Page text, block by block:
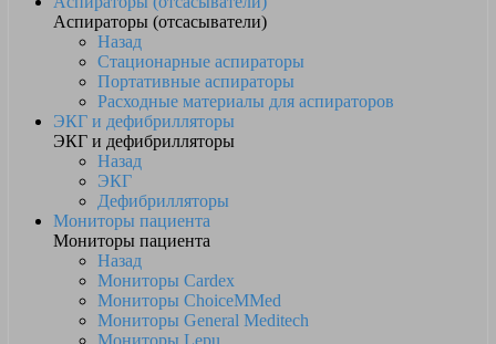
Аспираторы (отсасыватели)
Назад
Стационарные аспираторы
Портативные аспираторы
Расходные материалы для аспираторов
ЭКГ и дефибрилляторы
ЭКГ и дефибрилляторы
Назад
ЭКГ
Дефибрилляторы
Мониторы пациента
Мониторы пациента
Назад
Мониторы Cardex
Мониторы ChoiceMMed
Мониторы General Meditech
Мониторы Lepu